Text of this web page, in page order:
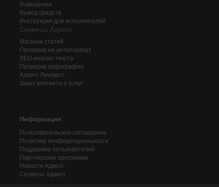
Извещения
Вывод средств
Инструкции для исполнителей
Сервисы Адвего
Магазин статей
Проверка на антиплагиат
SEO-анализ текста
Проверка орфографии
Адвего Лингвист
Заказ контента и услуг
Информация
Пользовательское соглашение
Политика конфиденциальности
Поддержка пользователей
Партнерская программа
Новости Адвего
Сервисы Адвего